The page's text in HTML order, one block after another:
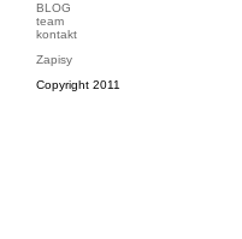
BLOG
team
kontakt
Zapisy
Copyright 2011